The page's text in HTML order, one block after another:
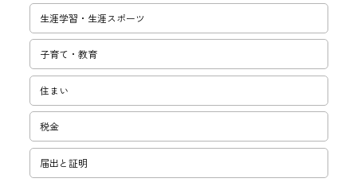
生涯学習・­生涯スポー­ツ
子育て・教­育
住まい
税金
届出と証明